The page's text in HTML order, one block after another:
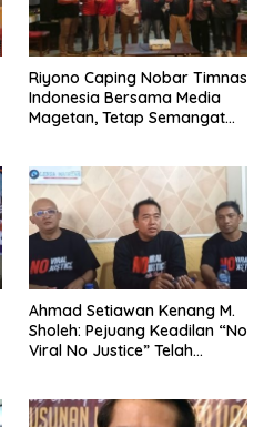
Riyono Caping Nobar Timnas
Indonesia Bersama Media
Magetan, Tetap Semangat
Ahmad Setiawan Kenang M.
Sholeh: Pejuang Keadilan “No
Viral No Justice” Telah